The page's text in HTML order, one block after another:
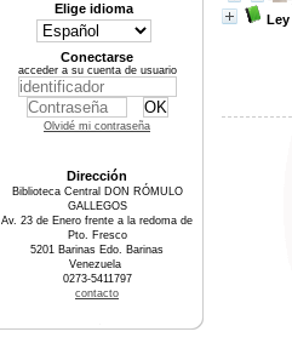
Ley
Elige idioma
Conectarse
acceder a su cuenta de usuario
Olvidé mi contraseña
Dirección
Biblioteca Central DON RÓMULO
GALLEGOS
Av. 23 de Enero frente a la redoma de
Pto. Fresco
5201 Barinas Edo. Barinas
Venezuela
0273-5411797
contacto